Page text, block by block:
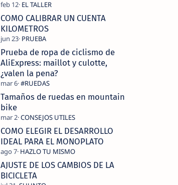
COMO CALIBRAR UN CUENTA
KILOMETROS
Prueba de ropa de ciclismo de
AliExpress: maillot y culotte,
¿valen la pena?
Tamaños de ruedas en mountain
bike
COMO ELEGIR EL DESARROLLO
IDEAL PARA EL MONOPLATO
AJUSTE DE LOS CAMBIOS DE LA
BICICLETA